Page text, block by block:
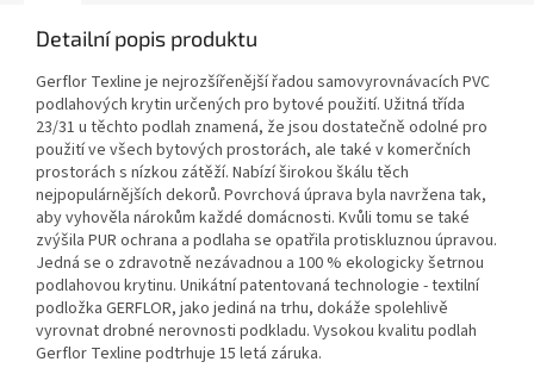
Detailní popis produktu
Gerflor Texline je nejrozšířenější řadou samovyrovnávacích PVC
podlahových krytin určených pro bytové použití. Užitná třída
23/31 u těchto podlah znamená, že jsou dostatečně odolné pro
použití ve všech bytových prostorách, ale také v komerčních
prostorách s nízkou zátěží. Nabízí širokou škálu těch
nejpopulárnějších dekorů. Povrchová úprava byla navržena tak,
aby vyhověla nárokům každé domácnosti. Kvůli tomu se také
zvýšila PUR ochrana a podlaha se opatřila protiskluznou úpravou.
Jedná se o zdravotně nezávadnou a 100 % ekologicky šetrnou
podlahovou krytinu. Unikátní patentovaná technologie - textilní
podložka GERFLOR, jako jediná na trhu, dokáže spolehlivě
vyrovnat drobné nerovnosti podkladu. Vysokou kvalitu podlah
Gerflor Texline podtrhuje 15 letá záruka.